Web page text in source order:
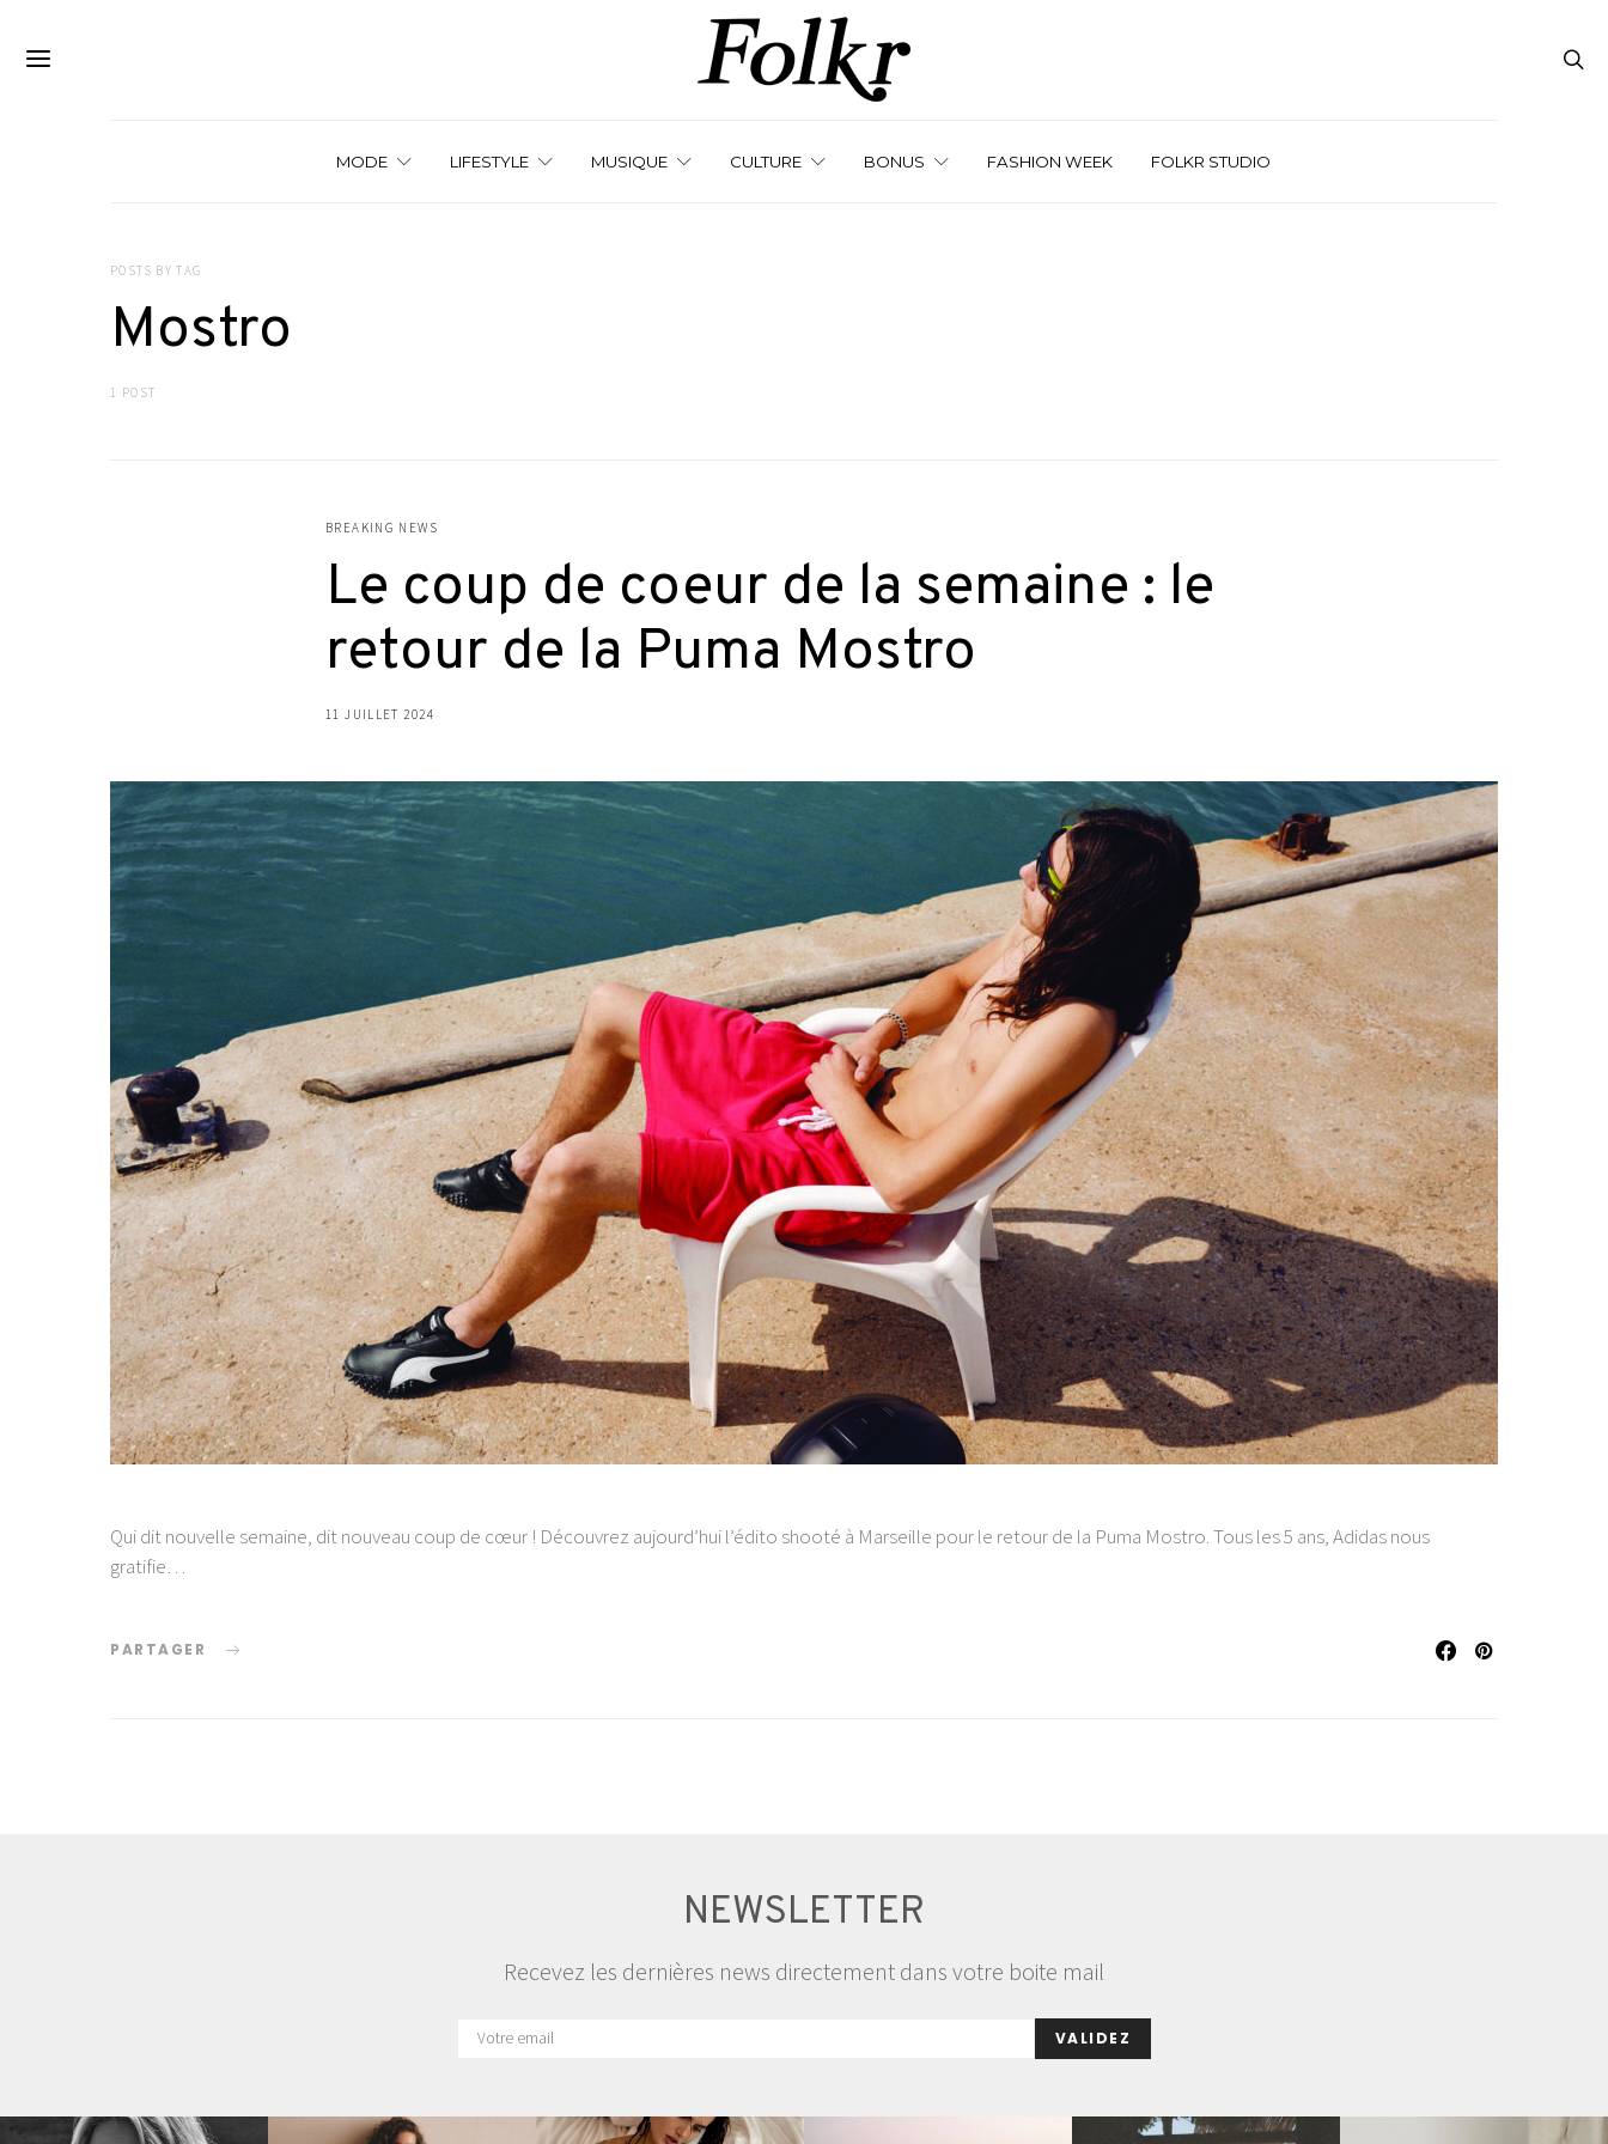
MODE LIFESTYLE MUSIQUE CULTURE BONUS FASHION WEEK FOLKR STUDIO
POSTS BY TAG
Mostro
1 POST
BREAKING NEWS
Le coup de coeur de la semaine : le
retour de la Puma Mostro
11 JUILLET 2024
Qui dit nouvelle semaine, dit nouveau coup de cœur ! Découvrez aujourd’hui l’édito shooté à Marseille pour le retour de la Puma Mostro. Tous les 5 ans, Adidas nous
gratifie…
PARTAGER
NEWSLETTER
Recevez les dernières news directement dans votre boite mail
VALIDEZ